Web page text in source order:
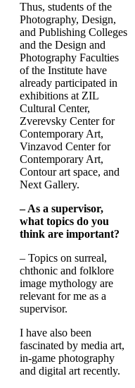
Thus, students of the
Photography, Design,
and Publishing Colleges
and the Design and
Photography Faculties
of the Institute have
already participated in
exhibitions at ZIL
Cultural Center,
Zverevsky Center for
Contemporary Art,
Vinzavod Center for
Contemporary Art,
Contour art space, and
Next Gallery.
– As a supervisor,
what topics do you
think are important?
– Topics on surreal,
chthonic and folklore
image mythology are
relevant for me as a
supervisor.
I have also been
fascinated by media art,
in-game photography
and digital art recently.